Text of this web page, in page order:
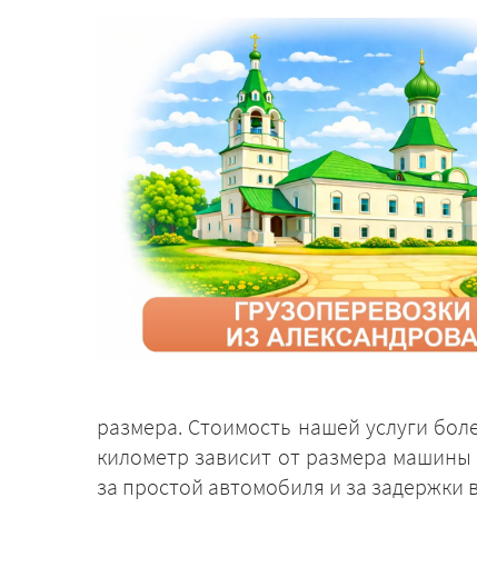
размера. Стоимость нашей услуги
километр зависит от размера
за простой автомобиля и за задержки